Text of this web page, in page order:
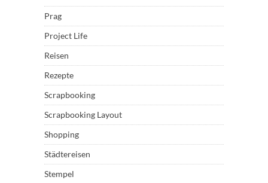
Prag
Project Life
Reisen
Rezepte
Scrapbooking
Scrapbooking Layout
Shopping
Städtereisen
Stempel